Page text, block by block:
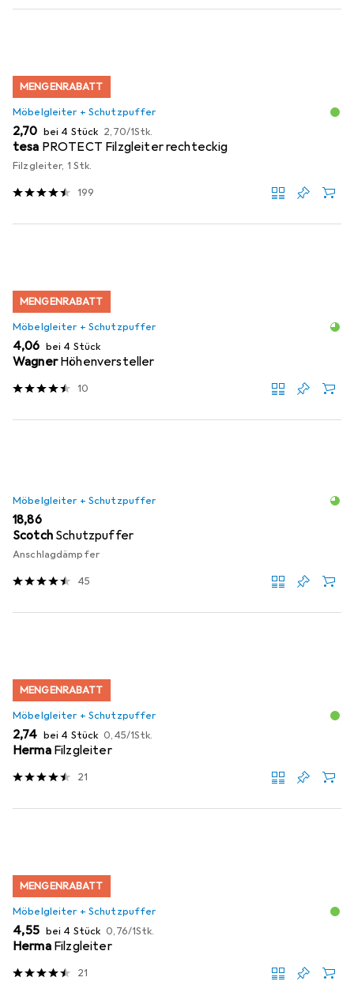
MENGENRABATT
Möbelgleiter + Schutzpuffer
EUR
2,70 bei 4 Stück EUR
2,70/1Stk.
tesa PROTECT Filzgleiter rechteckig
Filzgleiter, 1 Stk.
199
MENGENRABATT
Möbelgleiter + Schutzpuffer
EUR
4,06 bei 4 Stück
Wagner Höhenversteller
10
Möbelgleiter + Schutzpuffer
EUR
18,86
Scotch Schutzpuffer
Anschlagdämpfer
45
MENGENRABATT
Möbelgleiter + Schutzpuffer
EUR
2,74 bei 4 Stück EUR
0,45/1Stk.
Herma Filzgleiter
21
MENGENRABATT
Möbelgleiter + Schutzpuffer
EUR
4,55 bei 4 Stück EUR
0,76/1Stk.
Herma Filzgleiter
21